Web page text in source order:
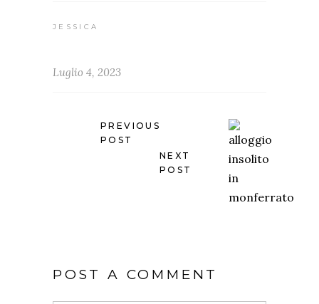
JESSICA
Luglio 4, 2023
PREVIOUS
POST
NEXT
POST
POST A COMMENT